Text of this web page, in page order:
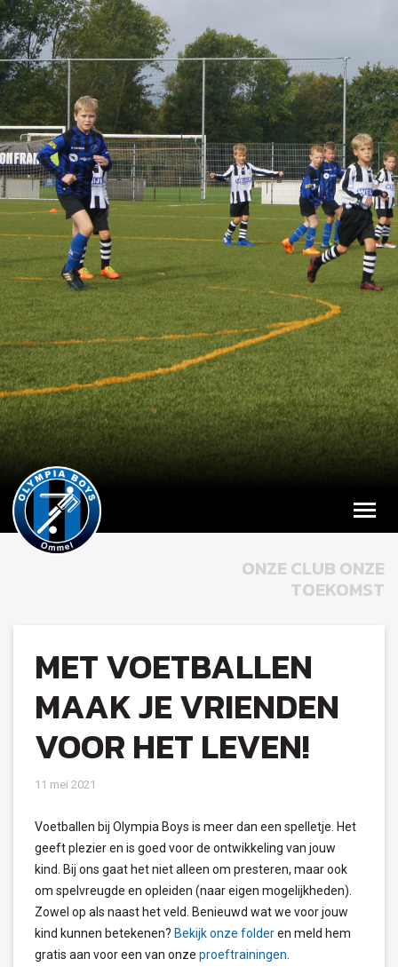
ONZE CLUB ONZE
TOEKOMST
MET VOETBALLEN
MAAK JE VRIENDEN
VOOR HET LEVEN!
11 mei 2021
Voetballen bij Olympia Boys is meer dan een spelletje. Het
geeft plezier en is goed voor de ontwikkeling van jouw
kind. Bij ons gaat het niet alleen om presteren, maar ook
om spelvreugde en opleiden (naar eigen mogelijkheden).
Zowel op als naast het veld. Benieuwd wat we voor jouw
kind kunnen betekenen? Bekijk onze folderen meld hem
gratis aan voor een van onze proeftrainingen